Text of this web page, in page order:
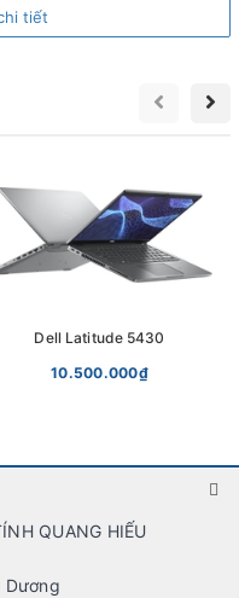
với độ phân giải HD, cung
được vát mỏng hơn so
tiết
Dell Latitude 5430
10.500.000₫
QUANG HIẾU
Dương